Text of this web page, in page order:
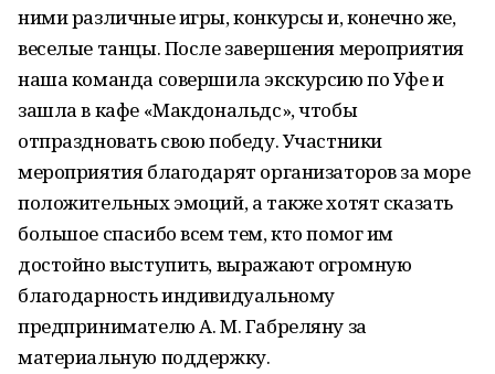
ними различные игры, конкурсы и, конечно же,
веселые танцы. После завершения мероприятия
наша команда совершила экскурсию по Уфе и
зашла в кафе «Макдональдс», чтобы
отпраздновать свою победу. Участники
мероприятия благодарят организаторов за море
положительных эмоций, а также хотят сказать
большое спасибо всем тем, кто помог им
достойно выступить, выражают огромную
благодарность индивидуальному
предпринимателю А. М. Габреляну за
материальную поддержку.